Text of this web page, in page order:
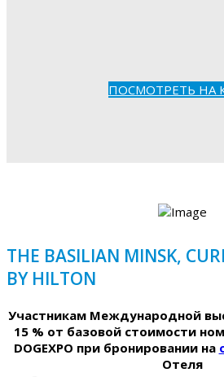
ПОСМОТРЕТЬ НА
THE BASILIAN MINSK,
BY HILTON
Участникам Международной
15 % от базовой стоимости
DOGEXPO при бронировании на
Отеля